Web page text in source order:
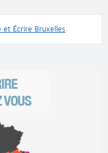
et Écrire Bruxelles.